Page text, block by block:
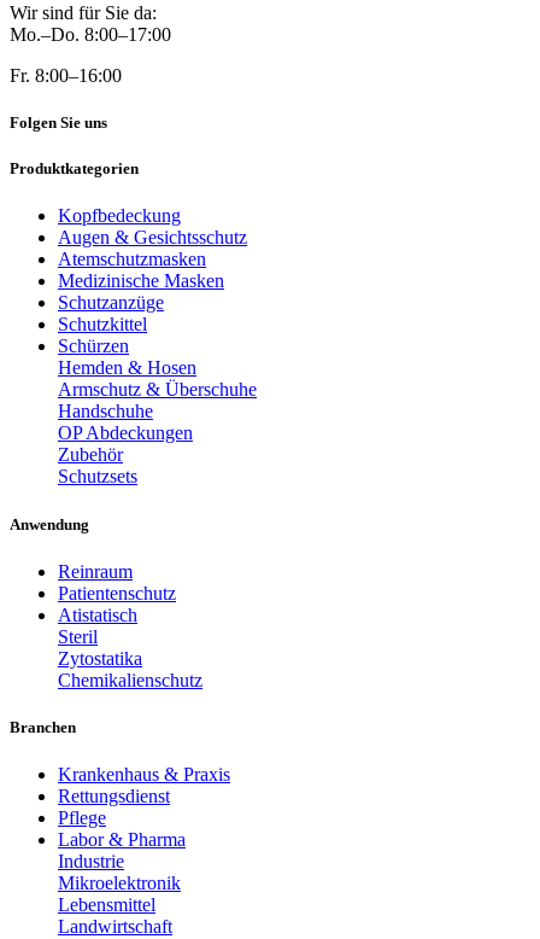
Wir sind für Sie da:
Mo.–Do. 8:00–17:00
Fr. 8:00–16:00
Folgen Sie uns
Produktkategorien
Kopfbedeckung
Augen & Gesichtsschutz
Atemschutzmasken
Medizinische Masken
Schutzanzüge
Schutzkittel
Schürzen
Hemden & Hosen
Armschutz & Überschuhe
Handschuhe
OP Abdeckungen
Zubehör
Schutzsets
Anwendung
Reinraum
Patientenschutz
Atistatisch
Steril
Zytostatika
Chemikalienschutz
Branchen
Krankenhaus & Praxis
Rettungsdienst
Pflege
Labor & Pharma
Industrie
Mikroelektronik
Lebensmittel
Landwirtschaft